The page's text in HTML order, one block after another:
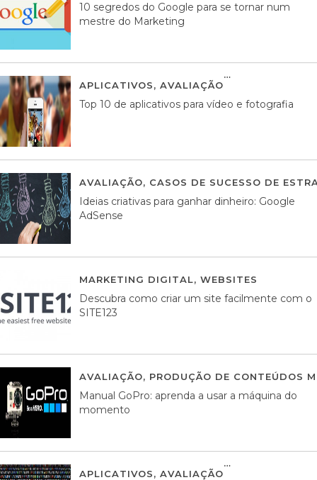
10 segredos do Google para se tornar num
mestre do Marketing
APLICATIVOS, AVALIAÇÃO
Top 10 de aplicativos para vídeo e fotografia
AVALIAÇÃO, CASOS DE SUCESSO DE
Ideias criativas para ganhar dinheiro: Google
AdSense
MARKETING DIGITAL, WEBSITES
Descubra como criar um site facilmente com o
SITE123
AVALIAÇÃO, PRODUÇÃO DE CONTEÚDOS
Manual GoPro: aprenda a usar a máquina do
momento
APLICATIVOS, AVALIAÇÃO